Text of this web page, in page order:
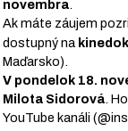
novembra.
Ak máte záujem
dostupný na
Maďarsko).
V pondelok 18.
Milota Sidorová.
YouTube kanáli